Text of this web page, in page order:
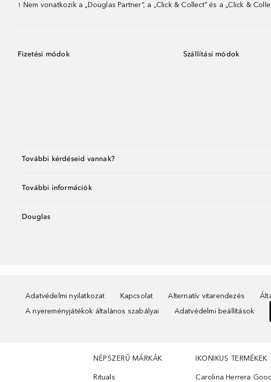
1 Nem vonatkozik a „Douglas Partner”, a „Click & Collect” és a „Click &
Fizetési módok Szállítási módok
További kérdéseid vannak?
További információk
Douglas
Adatvédelmi nyilatkozat Kapcsolat Alternatív vitarendezés
A nyereményjátékok általános szabályai
Adatvédelmi beállítások
NÉPSZERŰ MÁRKÁK
Rituals
IKONIKUS TERMÉKEK
Carolina Herrera